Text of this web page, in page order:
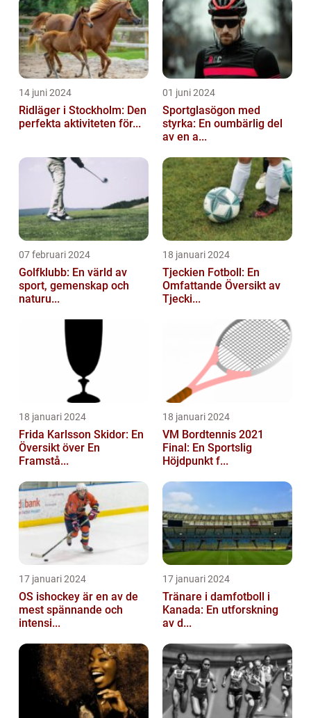
14 juni 2024
Ridläger i Stockholm: Den
perfekta aktiviteten för...
01 juni 2024
Sportglasögon med
styrka: En oumbärlig del
av en a...
07 februari 2024
Golfklubb: En värld av
sport, gemenskap och
naturu...
18 januari 2024
Tjeckien Fotboll: En
Omfattande Översikt av
Tjecki...
18 januari 2024
Frida Karlsson Skidor: En
Översikt över En
Framstå...
18 januari 2024
VM Bordtennis 2021
Final: En Sportslig
Höjdpunkt f...
17 januari 2024
OS ishockey är en av de
mest spännande och
intensi...
17 januari 2024
Tränare i damfotboll i
Kanada: En utforskning
av d...